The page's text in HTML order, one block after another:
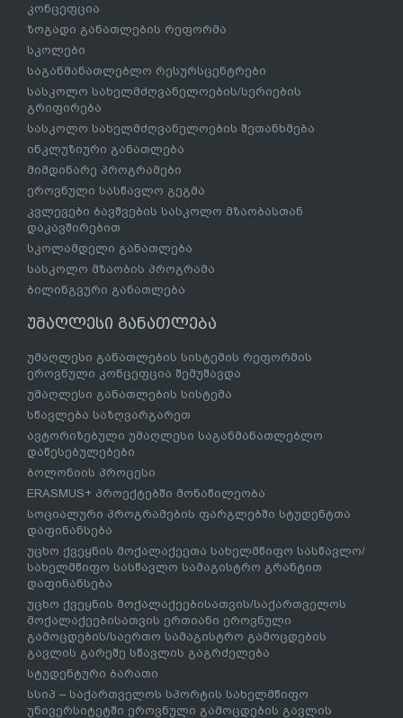
კონცეფცია
ზოგადი განათლების რეფორმა
სკოლები
საგანმანათლებლო რესურსცენტრები
სასკოლო სახელმძღვანელოების/სერიების
გრიფირება
სასკოლო სახელმძღვანელოების შეთანხმება
ინკლუზიური განათლება
მიმდინარე პროგრამები
ეროვნული სასწავლო გეგმა
კვლევები ბავშვების სასკოლო მზაობასთან
დაკავშირებით
სკოლამდელი განათლება
სასკოლო მზაობის პროგრამა
ბილინგვური განათლება
უმაღლესი განათლება
უმაღლესი განათლების სისტემის რეფორმის
ეროვნული კონცეფცია შემუშავდა
უმაღლესი განათლების სისტემა
სწავლება საზღვარგარეთ
ავტორიზებული უმაღლესი საგანმანათლებლო
დაწესებულებები
ბოლონიის პროცესი
ERASMUS+ პროექტებში მონაწილეობა
სოციალური პროგრამების ფარგლებში სტუდენტთა
დაფინანსება
უცხო ქვეყნის მოქალაქეეთა სახელმწიფო სასწავლო/
სახელმწიფო სასწავლო სამაგისტრო გრანტით
დაფინანსება
უცხო ქვეყნის მოქალაქეებისათვის/საქართველოს
მოქალაქეებისათვის ერთიანი ეროვნული
გამოცდების/საერთო სამაგისტრო გამოცდების
გავლის გარეშე სწავლის გაგრძელება
სტუდენტური ბარათი
სსიპ – საქართველოს სპორტის სახელმწიფო
უნივერსიტეტში ეროვნული გამოცდების გავლის